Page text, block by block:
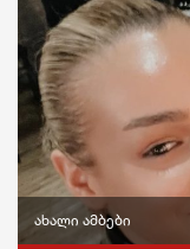
ასტროლოგია
ფაქტები
მსოფლიო
ეკონომიკა
სამართალი
რჩევები
ინტერვიუ
საზოგადოება
განათლება
ჯანდაცვა
კულტურა
გართობა
ახალი ამბები